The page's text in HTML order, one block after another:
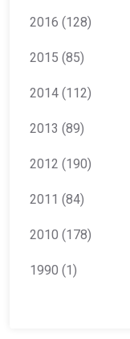
2016 (128)
2015 (85)
2014 (112)
2013 (89)
2012 (190)
2011 (84)
2010 (178)
1990 (1)